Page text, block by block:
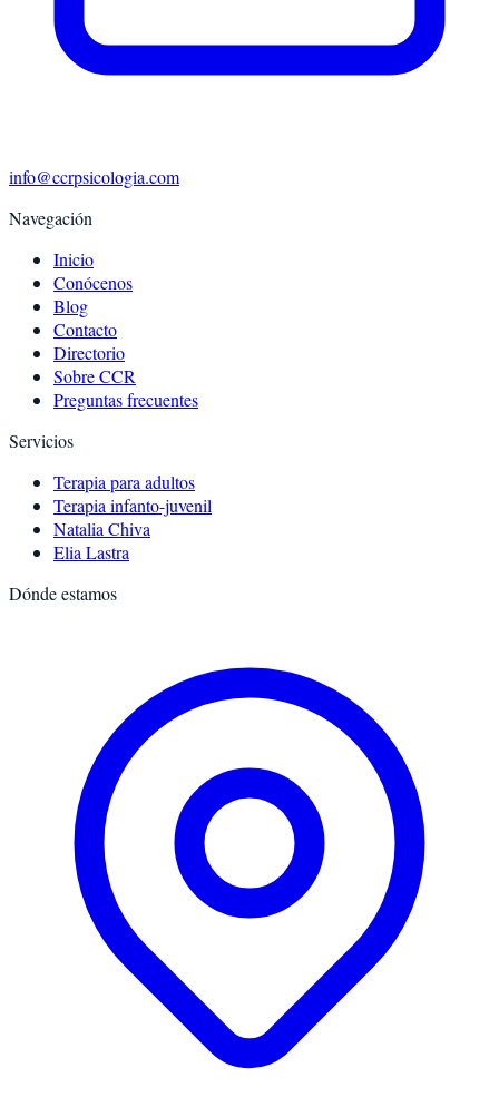
info@ccrpsicologia.com
Navegación
Inicio
Conócenos
Blog
Contacto
Directorio
Sobre CCR
Preguntas frecuentes
Servicios
Terapia para adultos
Terapia infanto-juvenil
Natalia Chiva
Elia Lastra
Dónde estamos